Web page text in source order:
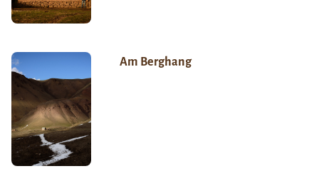
Am Berghang